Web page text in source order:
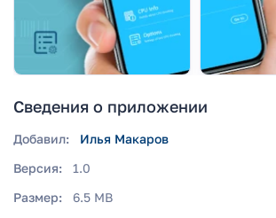
Сведения о приложении
Добавил:
Илья Макаров
Версия:
1.0
Размер:
6.5 MB